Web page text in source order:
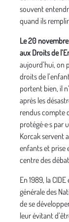
souvent
quand ils
Le 20
aux Droits de
aujourd’hui, on
droits de
portent bien, il
après les
rendus compte
protégé·e·s
Korcak servent
enfants et prise
centre des
En 1989, la
générale des
de se
leur évitant